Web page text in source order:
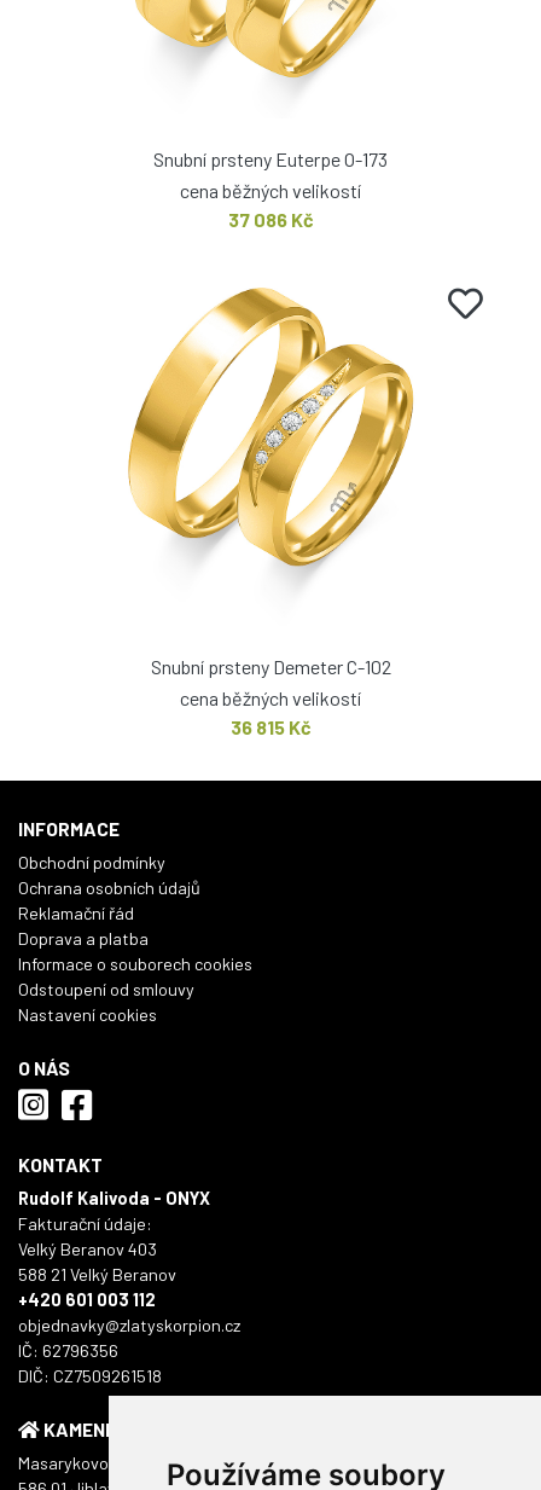
Používáme soubory
Snubní prsteny Euterpe O-173
cena běžných velikostí
37 086 Kč
Snubní prsteny Demeter C-102
cena běžných velikostí
36 815 Kč
INFORMACE
Obchodní podmínky
Ochrana osobních údajů
Reklamační řád
Doprava a platba
Informace o souborech cookies
Odstoupení od smlouvy
Nastavení cookies
O NÁS
KONTAKT
Rudolf Kalivoda - ONYX
Fakturační údaje:
Velký Beranov 403
588 21 Velký Beranov
+420 601 003 112
objednavky@zlatyskorpion.cz
IČ: 62796356
DIČ: CZ7509261518
KAMENNÁ PRODEJNA
Masarykovo náměstí 1217/51